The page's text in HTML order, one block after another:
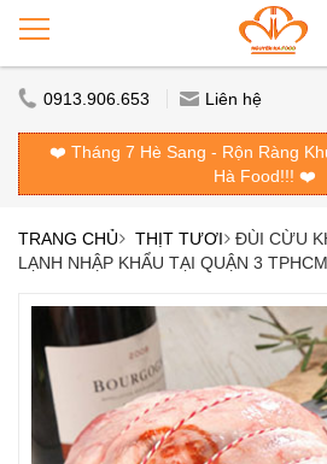
0913.906.653 Liên hệ
❤️ Tháng 7 Hè Sang - Rộn Ràng
Hà Food!!! ❤️
TRANG CHỦ THỊT TƯƠI
ĐÙI CỪU
LẠNH NHẬP KHẨU TẠI QUẬN 3